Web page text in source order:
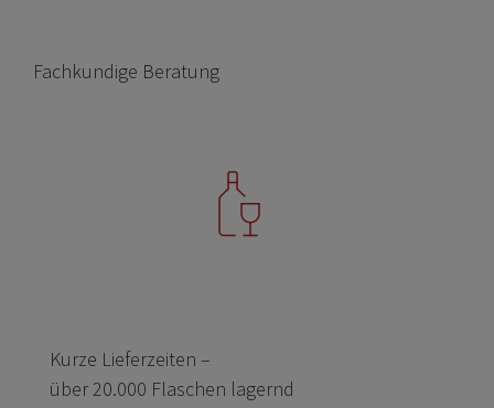
Fachkundige Beratung
Kurze Lieferzeiten –
über 20.000 Flaschen lagernd